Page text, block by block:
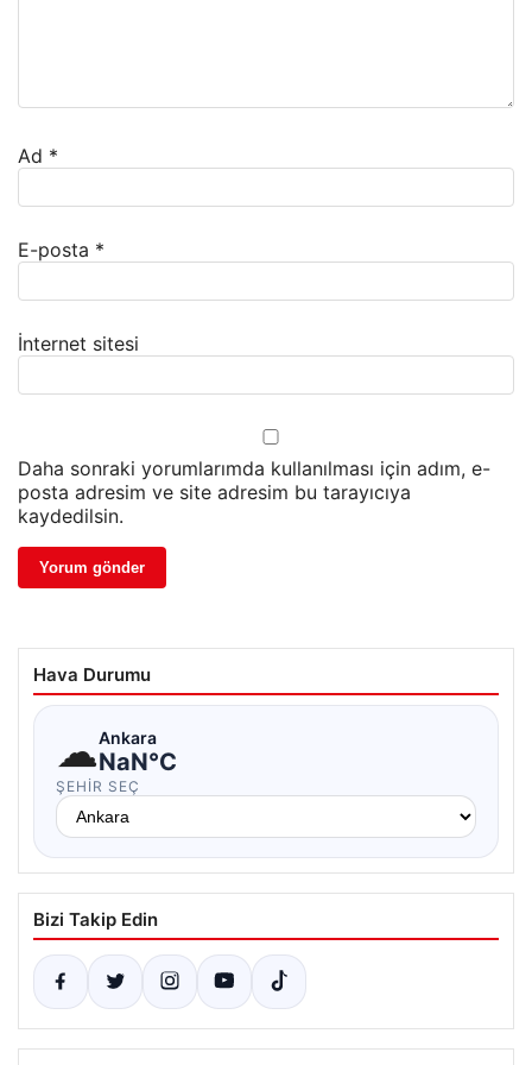
Ad *
E-posta *
İnternet sitesi
Daha sonraki yorumlarımda kullanılması için adım, e-
posta adresim ve site adresim bu tarayıcıya
kaydedilsin.
Hava Durumu
☁Ankara
NaN°C
ŞEHIR SEÇ
Bizi Takip Edin